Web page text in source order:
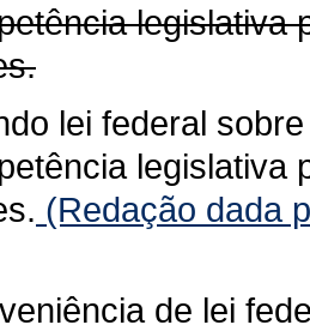
legislativa
lei federal
legislativa
(Redação dada
de lei